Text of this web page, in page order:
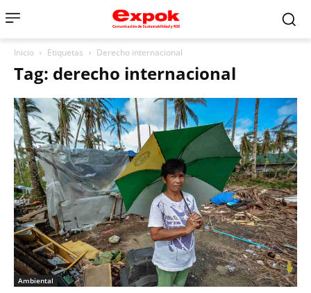
Inicio Etiquetas Derecho internacional
Tag: derecho internacional
Ambiental